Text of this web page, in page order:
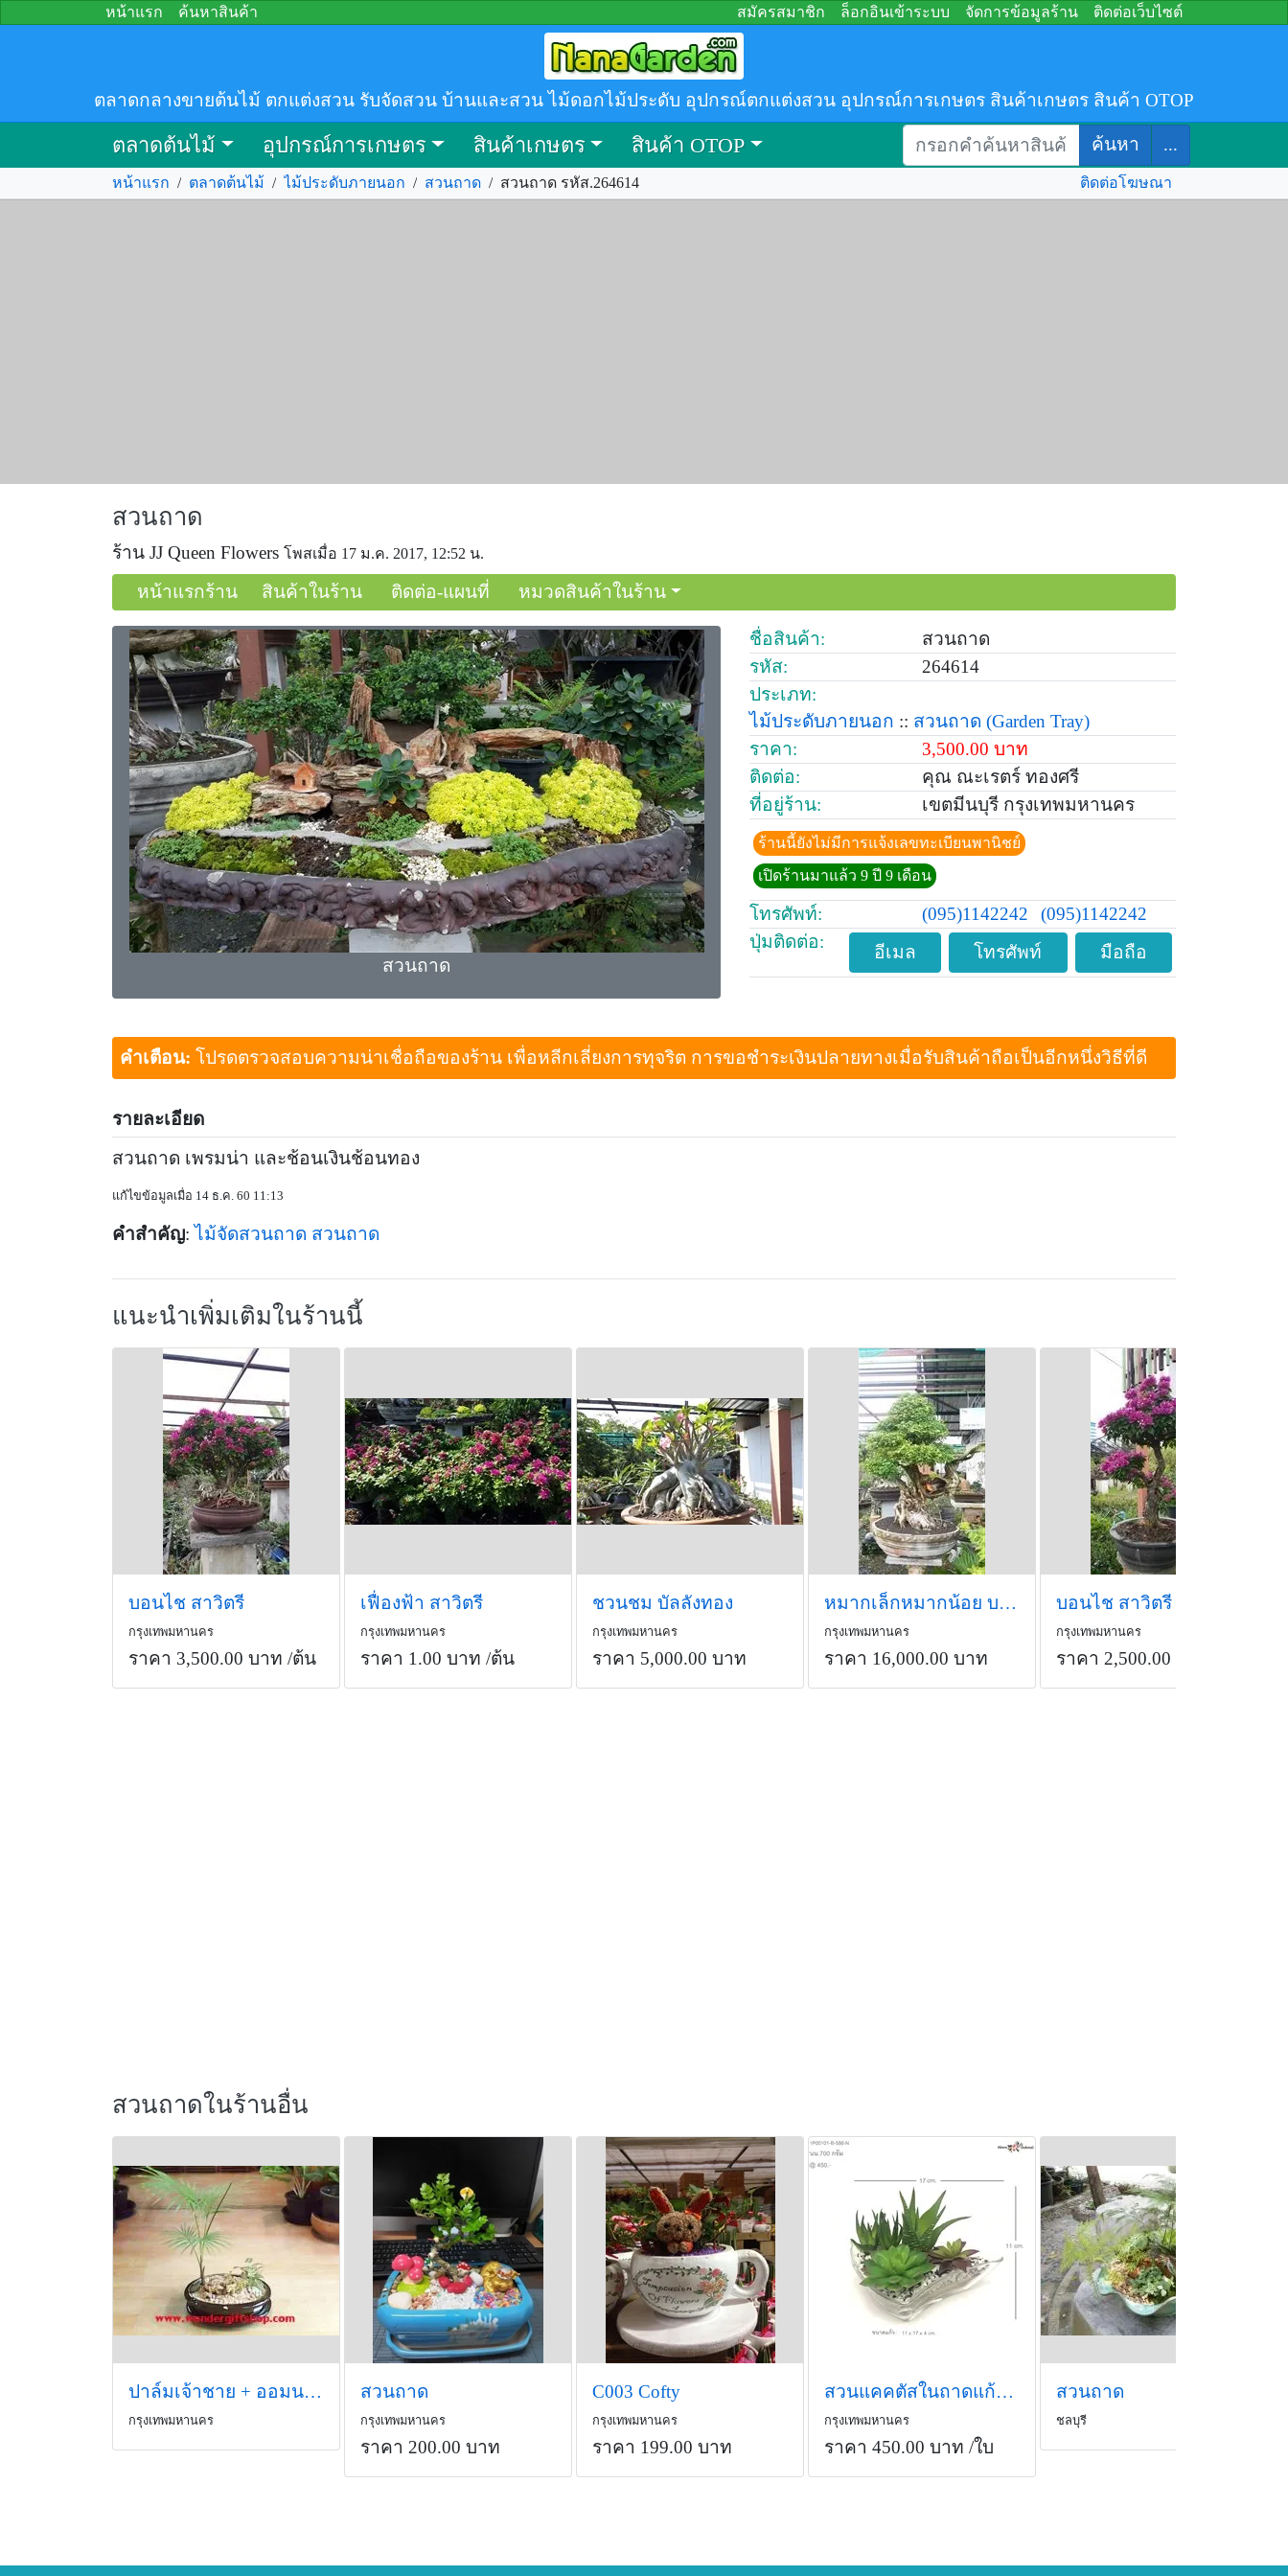
หน้าแรก ค้นหาสินค้า สมัครสมาชิก ล็อกอินเข้าระบบ จัดการข้อมูลร้าน ติดต่อเว็บไซต์
ตลาดกลางขายต้นไม้ ตกแต่งสวน รับจัดสวน บ้านและสวน ไม้ดอกไม้ประดับ อุปกรณ์ตกแต่งสวน อุปกรณ์การเกษตร สินค้าเกษตร สินค้า OTOP
ตลาดต้นไม้ อุปกรณ์การเกษตร สินค้าเกษตร สินค้า OTOP ค้นหา ...
หน้าแรก / ตลาดต้นไม้ / ไม้ประดับภายนอก / สวนถาด / สวนถาด รหัส.264614 ติดต่อโฆษณา
สวนถาด
ร้าน JJ Queen Flowers โพสเมื่อ 17 ม.ค. 2017, 12:52 น.
หน้าแรกร้าน สินค้าในร้าน ติดต่อ-แผนที่ หมวดสินค้าในร้าน
สวนถาด
ชื่อสินค้า:
สวนถาด
รหัส:
264614
ประเภท:
ไม้ประดับภายนอก :: สวนถาด (Garden Tray)
ราคา:
3,500.00 บาท
ติดต่อ:
คุณ ณะเรตร์ ทองศรี
ที่อยู่ร้าน:
เขตมีนบุรี กรุงเทพมหานคร
ร้านนี้ยังไม่มีการแจ้งเลขทะเบียนพานิชย์
เปิดร้านมาแล้ว 9 ปี 9 เดือน
โทรศัพท์: (095)1142242
(095)1142242
ปุ่มติดต่อ:
อีเมล โทรศัพท์ มือถือ
คำเตือน: โปรดตรวจสอบความน่าเชื่อถือของร้าน เพื่อหลีกเลี่ยงการทุจริต การขอชำระเงินปลายทางเมื่อรับสินค้าถือเป็นอีกหนึ่งวิธีที่ดี
รายละเอียด
สวนถาด เพรมน่า และช้อนเงินช้อนทอง
แก้ไขข้อมูลเมื่อ 14 ธ.ค. 60 11:13
คำสำคัญ: ไม้จัดสวนถาด สวนถาด
แนะนำเพิ่มเติมในร้านนี้
บอนไช สาวิตรี
กรุงเทพมหานคร
ราคา 3,500.00 บาท /ต้น
เฟื่องฟ้า สาวิตรี
กรุงเทพมหานคร
ราคา 1.00 บาท /ต้น
ชวนชม บัลลังทอง
กรุงเทพมหานคร
ราคา 5,000.00 บาท
หมากเล็กหมากน้อย บอนไช
กรุงเทพมหานคร
ราคา 16,000.00 บาท
บอนไช สาวิตรี
กรุงเทพมหานคร
ราคา 2,500.00 บาท
สวนถาดในร้านอื่น
ปาล์มเจ้าชาย + ออมนาค
กรุงเทพมหานคร
สวนถาด
กรุงเทพมหานคร
ราคา 200.00 บาท
C003 Cofty
กรุงเทพมหานคร
ราคา 199.00 บาท
สวนแคคตัสในถาดแก้ว สวนแคคตัสปลอม
กรุงเทพมหานคร
ราคา 450.00 บาท /ใบ
สวนถาด
ชลบุรี